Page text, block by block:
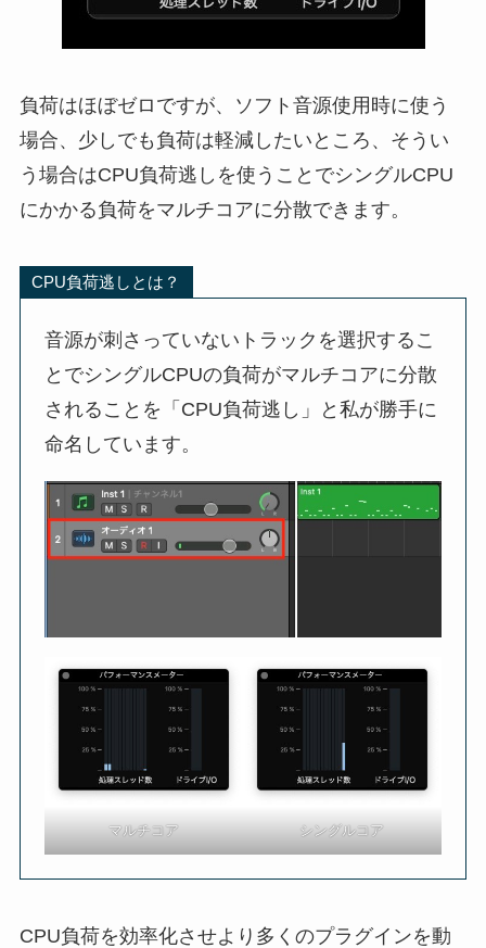
負荷はほぼゼロですが、ソフト音源使用時に使う
場合、少しでも負荷は軽減したいところ、そうい
う場合はCPU負荷逃しを使うことでシングルCPU
にかかる負荷をマルチコアに分散できます。
CPU負荷逃しとは？
音源が刺さっていないトラックを選択するこ
とでシングルCPUの負荷がマルチコアに分散
されることを「CPU負荷逃し」と私が勝手に
命名しています。
マルチコア シングルコア
CPU負荷を効率化させより多くのプラグインを動